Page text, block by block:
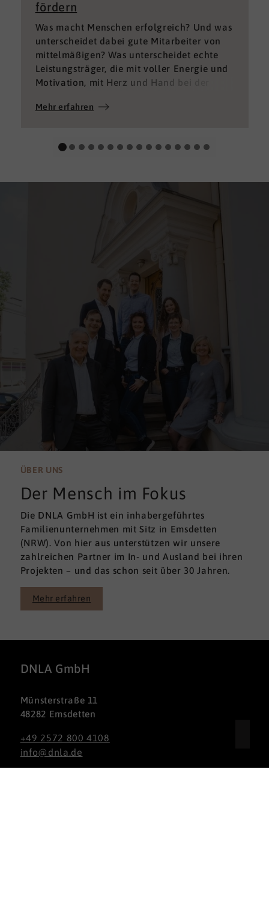
fördern
Was macht Menschen erfolgreich? Und was
unterscheidet dabei gute Mitarbeiter von
mittelmäßigen? Was unterscheidet echte
Leistungsträger, die mit voller Energie und
Motivation, mit Herz und Hand bei der
„Job“ machen und von denen, die – aus
Mehr erfahren
ÜBER UNS
Der Mensch im Fokus
Die DNLA GmbH ist ein inhabergeführtes
Familienunternehmen mit Sitz in Emsdetten
(NRW). Von hier aus unterstützen wir unsere
zahlreichen Partner im In- und Ausland bei ihren
Projekten – und das schon seit über 30 Jahren.
Mehr erfahren
DNLA GmbH
Münsterstraße 11
48282 Emsdetten
+49 2572 800 4108
info@dnla.de